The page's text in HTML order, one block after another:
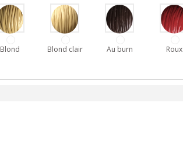
Blond Blond clair Au burn Roux